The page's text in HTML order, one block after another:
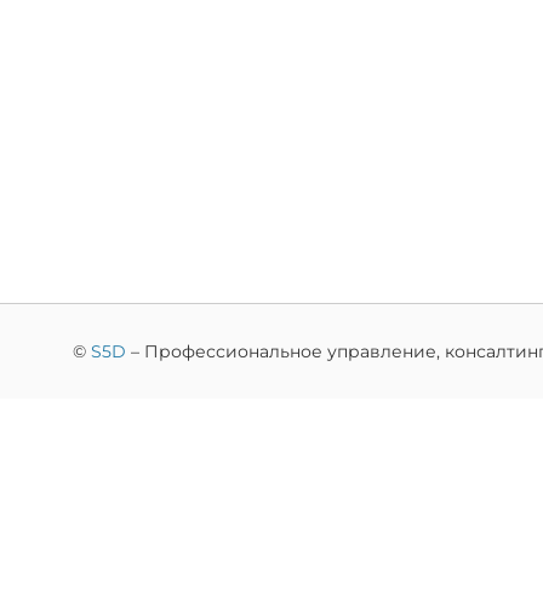
© S5D – Профессиональное управление,